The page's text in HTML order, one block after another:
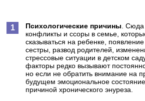
Психологические причины .
конфликты и ссоры в семье,
сказываться на ребенке,
сестры, развод родителей,
стрессовые ситуации в детском
факторы редко вызывают
но если не обратить внимание на
будущем эмоциональное
причиной хронического энуреза.